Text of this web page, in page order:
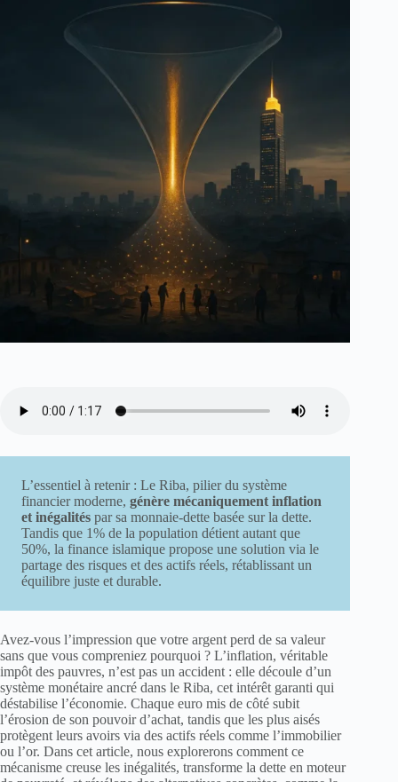
L’essentiel à retenir : Le Riba, pilier du système
financier moderne, génère mécaniquement inflation
et inégalités par sa monnaie-dette basée sur la dette.
Tandis que 1% de la population détient autant que
50%, la finance islamique propose une solution via le
partage des risques et des actifs réels, rétablissant un
équilibre juste et durable.
Avez-vous l’impression que votre argent perd de sa valeur
sans que vous compreniez pourquoi ? L’inflation, véritable
impôt des pauvres, n’est pas un accident : elle découle d’un
système monétaire ancré dans le Riba, cet intérêt garanti qui
déstabilise l’économie. Chaque euro mis de côté subit
l’érosion de son pouvoir d’achat, tandis que les plus aisés
protègent leurs avoirs via des actifs réels comme l’immobilier
ou l’or. Dans cet article, nous explorerons comment ce
mécanisme creuse les inégalités, transforme la dette en moteur